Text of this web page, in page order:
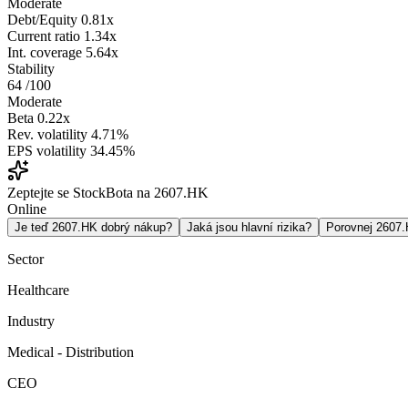
Moderate
Debt/Equity 0.81x
Current ratio 1.34x
Int. coverage 5.64x
Stability
64 /100
Moderate
Beta 0.22x
Rev. volatility 4.71%
EPS volatility 34.45%
Zeptejte se StockBota na 2607.HK
Online
Je teď 2607.HK dobrý nákup? Jaká jsou hlavní rizika? Porovnej
Sector
Healthcare
Industry
Medical - Distribution
CEO